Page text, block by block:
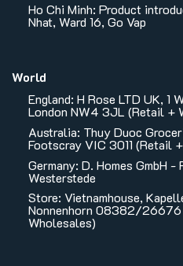
Ho Chi Minh: Product
Nhat, Ward 16, Go Vap
World
England: H Rose LTD UK, 1
London NW4 3JL (Retail +
Australia: Thuy Duoc
Footscray VIC 3011 (Retail
Germany: D. Homes GmbH
Westerstede
Store: Vietnamhouse,
Nonnenhorn 08382/
Wholesales)